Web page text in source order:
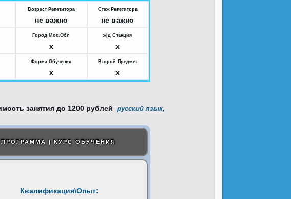
Возраст Репетитора
не важно
Стаж Репетитора
не важно
Город Мос.Обл
x
ж|д Станция
x
Форма Обучения
x
Второй Предмет
x
русский язык,
ПРОГРАММА | КУРС ОБУЧЕНИЯ
Квалификация\Опыт: